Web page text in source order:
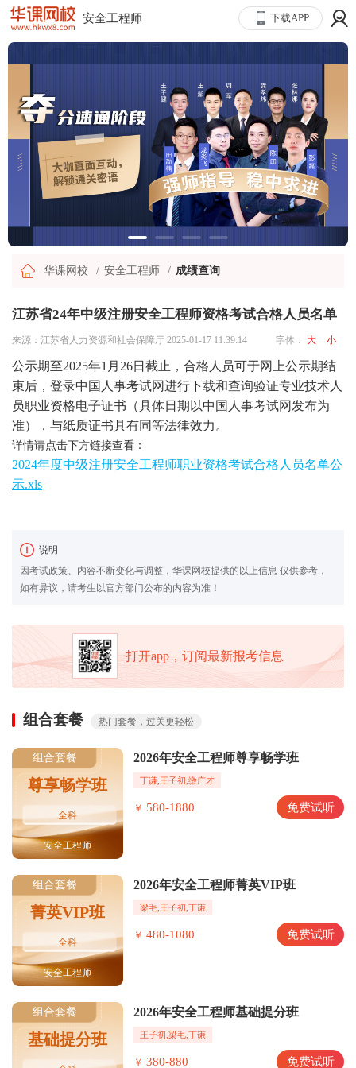
安全工程师 下载APP
华课网校 安全工程师 成绩查询
江苏省24年中级注册安全工程师资格考试合格人员名单
来源：江苏省人力资源和社会保障厅 2025-01-17 11:39:14 字体： 大 小
公示期至2025年1月26日截止，合格人员可于网上公示期结
束后，登录中国人事考试网进行下载和查询验证专业技术人
员职业资格电子证书（具体日期以中国人事考试网发布为
准），与纸质证书具有同等法律效力。
详情请点击下方链接查看：
2024年度中级注册安全工程师职业资格考试合格人员名单公
示.xls
说明
因考试政策、内容不断变化与调整，华课网校提供的以上信息 仅供参考，
如有异议，请考生以官方部门公布的内容为准！
打开app，订阅最新报考信息
组合套餐 热门套餐，过关更轻松
组合套餐
尊享畅学班
全科
安全工程师
2026年安全工程师尊享畅学班
丁谦,王子初,缴广才
￥ 580-1880 免费试听
组合套餐
菁英VIP班
全科
安全工程师
2026年安全工程师菁英VIP班
梁毛,王子初,丁谦
￥ 480-1080 免费试听
组合套餐
基础提分班
2026年安全工程师基础提分班
王子初,梁毛,丁谦
￥ 380-880 免费试听